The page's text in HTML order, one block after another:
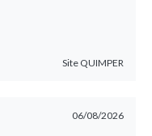
Site QUIMPER
06/08/2026